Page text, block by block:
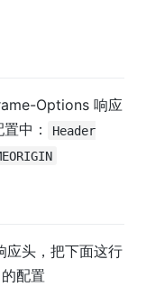
Options 响应
中：
Header
头，把下面这行
的配置